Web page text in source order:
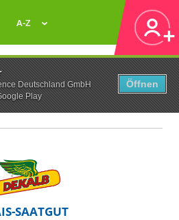
Deutschland GmbH
Play
Öffnen
A-Z
SAATGUT